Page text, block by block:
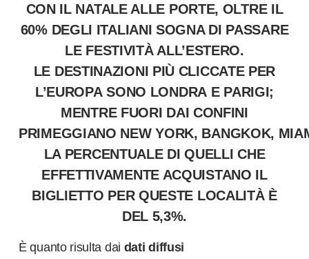
CON IL NATALE ALLE PORTE, OLTRE IL
60% DEGLI ITALIANI SOGNA DI PASSARE
LE FESTIVITÀ ALL’ESTERO.
LE DESTINAZIONI PIÙ CLICCATE PER
L’EUROPASONO LONDRA E PARIGI;
MENTRE FUORI DAI CONFINI
PRIMEGGIANO NEW YORK, BANGKOK,
LA PERCENTUALE DI QUELLICHE
EFFETTIVAMENTE ACQUISTANO IL
BIGLIETTO PER QUESTE LOCALITÀ È
DEL 5,3%.
È quanto risulta dai dati diffusi